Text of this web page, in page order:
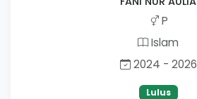
P
Islam
2024 - 2026
Lulus